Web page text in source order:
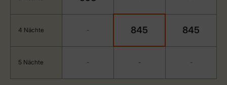
4 Nächte - 845 845
5 Nächte - - -